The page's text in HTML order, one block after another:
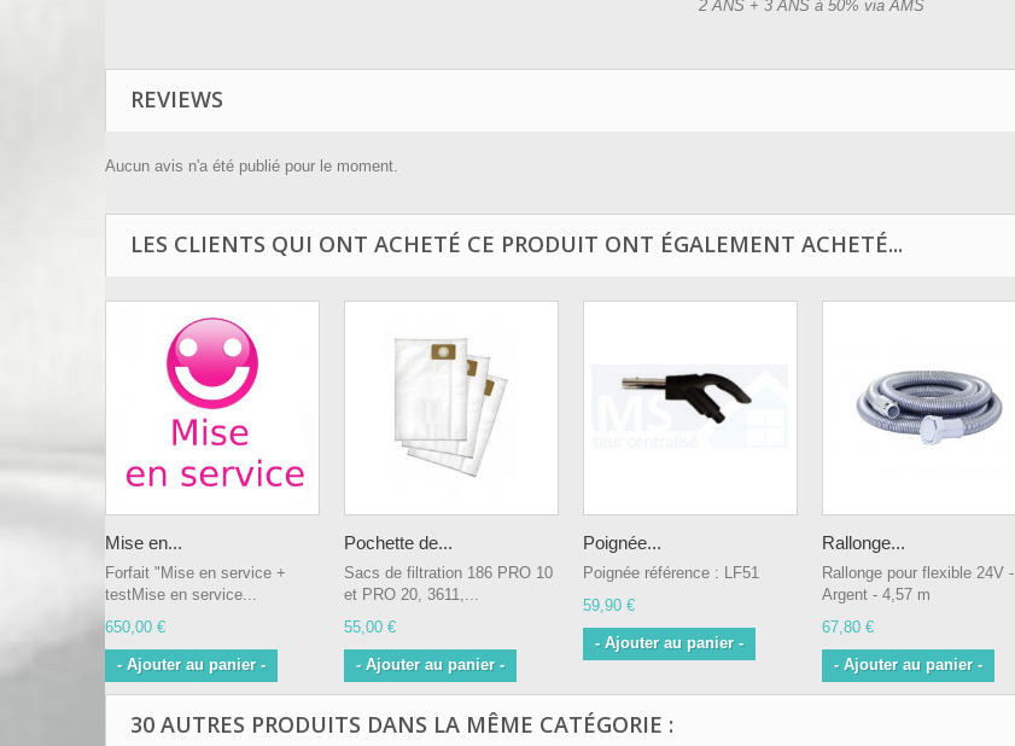
2 ANS + 3 ANS à 50% via AMS
REVIEWS
Aucun avis n'a été publié pour le moment.
LES CLIENTS QUI ONT ACHETÉ CE PRODUIT ONT ÉGALEMENT ACHETÉ...
Mise en...
Forfait "Mise en service +
testMise en service...
650,00 €
- Ajouter au panier -
Pochette de...
Sacs de filtration 186 PRO 10
et PRO 20, 3611,...
55,00 €
- Ajouter au panier -
Poignée...
Poignée référence : LF51
59,90 €
- Ajouter au panier -
Rallonge...
Rallonge pour flexible 24V -
Argent - 4,57 m
67,80 €
- Ajouter au panier -
30 AUTRES PRODUITS DANS LA MÊME CATÉGORIE :